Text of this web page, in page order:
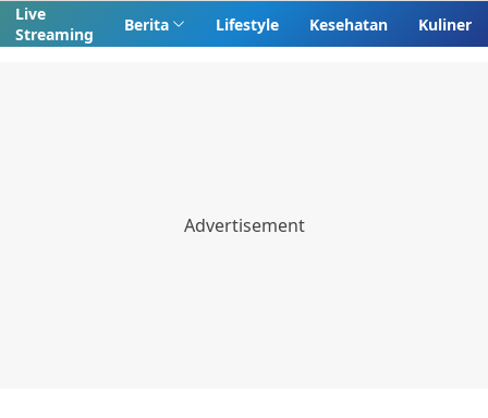
Live
Streaming
Berita Lifestyle Kesehatan Kuliner